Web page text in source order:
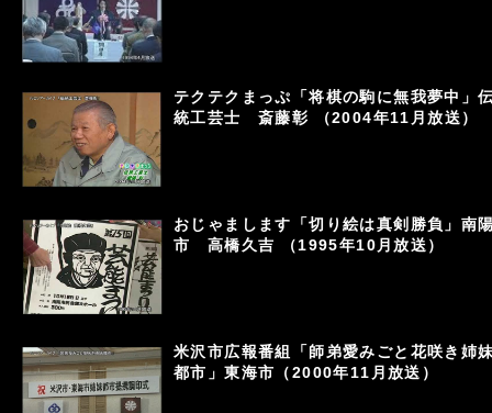
テクテクまっぷ「将棋の駒に無我夢中」
統工芸士 斎藤彰 （2004年11月放送）
おじゃまします「切り絵は真剣勝負」南
市 高橋久吉 （1995年10月放送）
米沢市広報番組「師弟愛みごと花咲き姉
都市」東海市（2000年11月放送）